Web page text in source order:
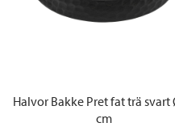
Halvor Bakke Pret fat trä svart
cm